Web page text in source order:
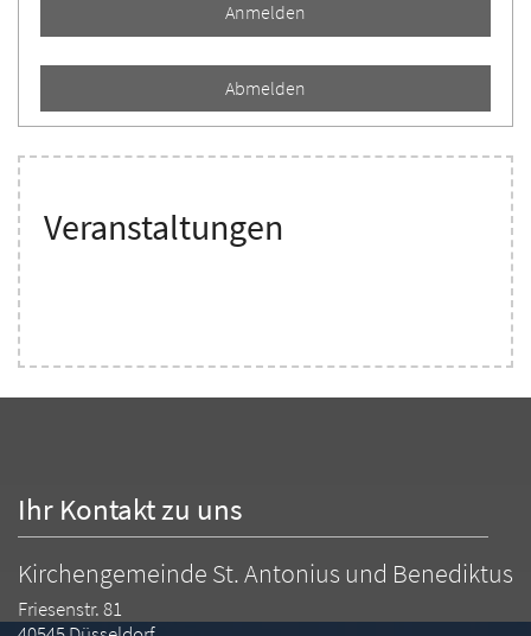
Anmelden
Abmelden
Veranstaltungen
Ihr Kontakt zu uns
Kirchengemeinde St. Antonius und Benediktus
Friesenstr. 81